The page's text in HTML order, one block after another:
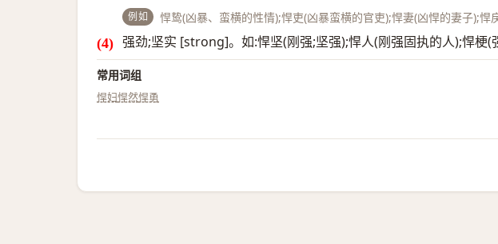
例如 悍鸷(凶暴、蛮横的性情);悍吏(凶暴蛮横的官吏);悍妻(凶悍的妻子);悍
强劲;坚实 [strong]。如:悍坚(刚强;坚强);悍人(刚强固执的人);悍梗(
常用词组
悍妇悍然悍勇